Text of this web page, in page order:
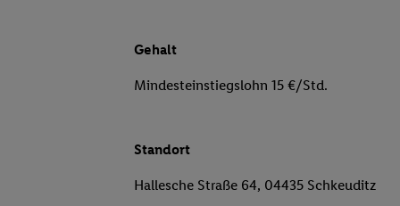
Gehalt
Mindesteinstiegslohn 15 €/Std.
Standort
Hallesche Straße 64, 04435 Schkeuditz